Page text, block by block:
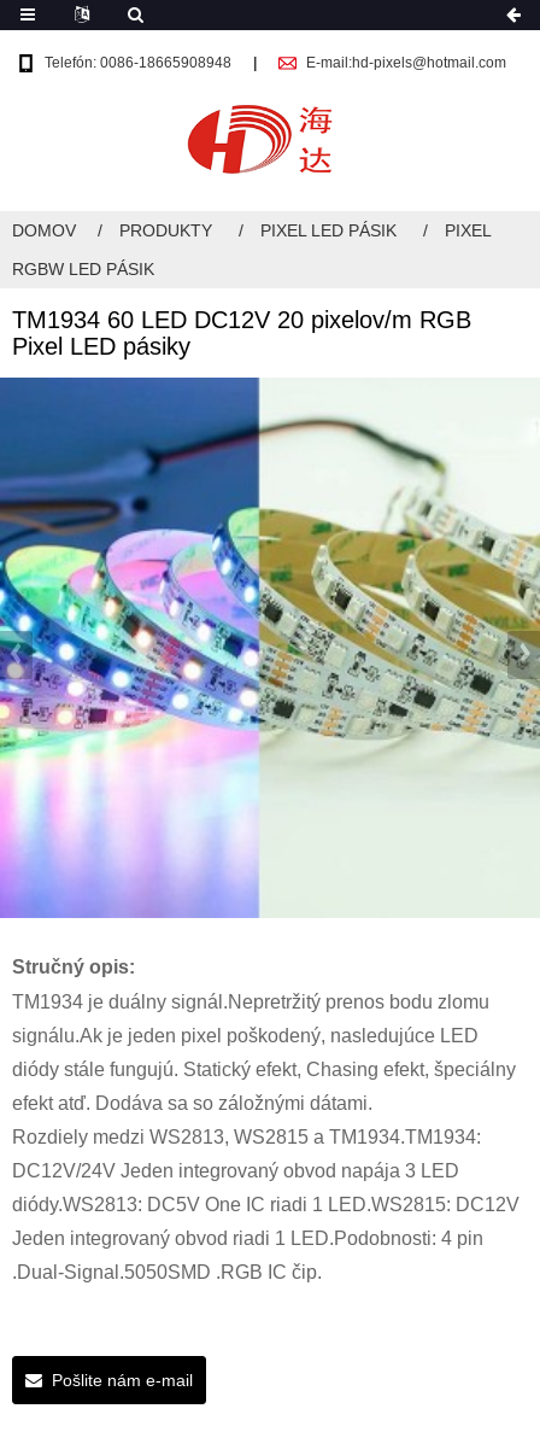
Telefón: 0086-18665908948 E-mail:hd-pixels@hotmail.com
DOMOV PRODUKTY PIXEL LED PÁSIK
PIXEL
RGBW LED PÁSIK
TM1934 60 LED DC12V 20 pixelov/m RGB
Pixel LED pásiky
Stručný opis:
TM1934 je duálny signál.Nepretržitý prenos bodu zlomu
signálu.Ak je jeden pixel poškodený, nasledujúce LED
diódy stále fungujú. Statický efekt, Chasing efekt, špeciálny
efekt atď. Dodáva sa so záložnými dátami.
Rozdiely medzi WS2813, WS2815 a TM1934.TM1934:
DC12V/24V Jeden integrovaný obvod napája 3 LED
diódy.WS2813: DC5V One IC riadi 1 LED.WS2815: DC12V
Jeden integrovaný obvod riadi 1 LED.Podobnosti: 4 pin
.Dual-Signal.5050SMD .RGB IC čip.
Pošlite nám e-mail